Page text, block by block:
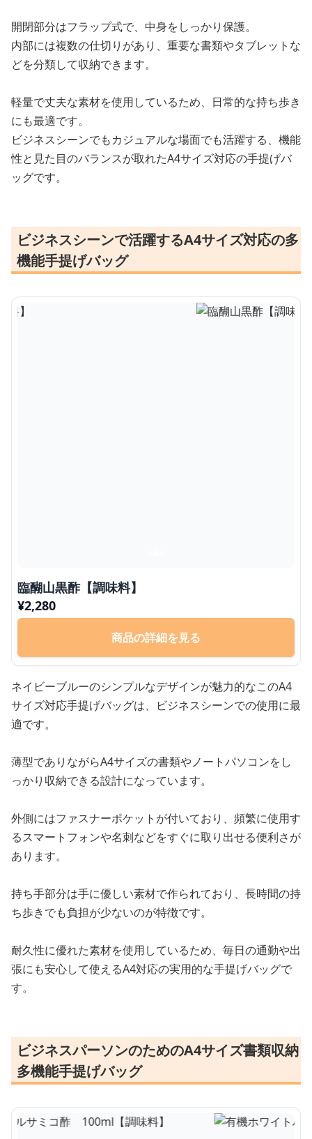
開閉部分はフラップ式で、中身をしっかり保護。
内部には複数の仕切りがあり、重要な書類やタブレットな
どを分類して収納できます。
軽量で丈夫な素材を使用しているため、日常的な持ち歩き
にも最適です。
ビジネスシーンでもカジュアルな場面でも活躍する、機能
性と見た目のバランスが取れたA4サイズ対応の手提げバ
ッグです。
ビジネスシーンで活躍するA4サイズ対応の多
機能手提げバッグ
臨醐山黒酢【調味料】
¥2,280
商品の詳細を見る
ネイビーブルーのシンプルなデザインが魅力的なこのA4
サイズ対応手提げバッグは、ビジネスシーンでの使用に最
適です。
薄型でありながらA4サイズの書類やノートパソコンをし
っかり収納できる設計になっています。
外側にはファスナーポケットが付いており、頻繁に使用す
るスマートフォンや名刺などをすぐに取り出せる便利さが
あります。
持ち手部分は手に優しい素材で作られており、長時間の持
ち歩きでも負担が少ないのが特徴です。
耐久性に優れた素材を使用しているため、毎日の通勤や出
張にも安心して使えるA4対応の実用的な手提げバッグで
す。
ビジネスパーソンのためのA4サイズ書類収納
多機能手提げバッグ